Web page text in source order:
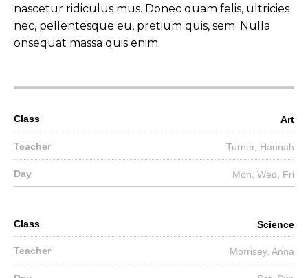
nascetur ridiculus mus. Donec quam felis, ultricies
nec, pellentesque eu, pretium quis, sem. Nulla
onsequat massa quis enim.
Art
Turner, Hannah
Mon, Wed, Fri
Science
Morrisey, Anna